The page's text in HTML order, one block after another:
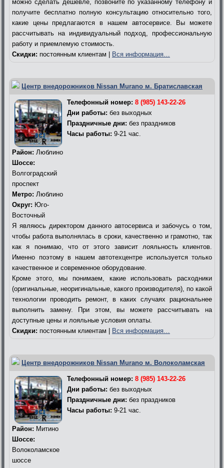
можно сделать дешевле, позвоните по указанному телефону и
получите бесплатно полную консультацию относительно того,
какие цены предлагаются в нашем автосервисе. Вы можете
рассчитывать на индивидуальный подход, профессиональную
работу и приемлемую стоимость.
Скидки: постоянным клиентам | Вся информация…
Центр внедорожников Nissan Murano м. Братиславская
Телефонный номер: 8 (985) 143-22-26
Дни работы: без выходных
Праздничные дни: без праздников
Часы работы: 9-21 час.
Район: Люблино
Шоссе:
Волгоградский
проспект
Метро: Люблино
Округ: Юго-
Восточный
Я являюсь директором данного автосервиса и забочусь о том,
чтобы работа выполнялась в сроки, качественно и грамотно, так
как я понимаю, что от этого зависит лояльность клиентов.
Именно поэтому в нашем автотехцентре используется только
качественное и современное оборудование.
Кроме этого, мы понимаем, какие использовать расходники
(оригинальные, неоригинальные, какого производителя), по какой
технологии проводить ремонт, в каких случаях рациональнее
выполнить замену. При этом, вы можете рассчитывать на
доступные цены и лояльные условия оплаты.
Скидки: постоянным клиентам | Вся информация…
Центр внедорожников Nissan Murano м. Волоколамская
Телефонный номер: 8 (985) 143-22-26
Дни работы: без выходных
Праздничные дни: без праздников
Часы работы: 9-21 час.
Район: Митино
Шоссе:
Волоколамское
шоссе